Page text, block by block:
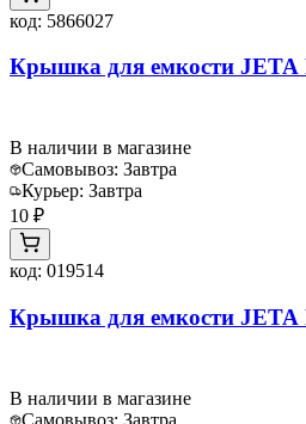
код: 5866027
Крышка для емкости JETA
В наличии в магазине
Самовывоз: Завтра
Курьер: Завтра
10 ₽
код: 019514
Крышка для емкости JETA
В наличии в магазине
Самовывоз: Завтра